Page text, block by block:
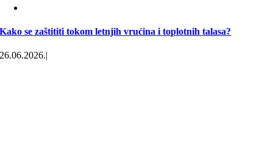
Kako se zaštititi tokom letnjih vrućina i toplotnih talasa?
26.06.2026.|